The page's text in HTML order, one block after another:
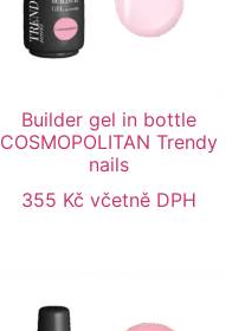
Builder gel in bottle
COSMOPOLITAN Trendy
nails
355 Kč včetně DPH